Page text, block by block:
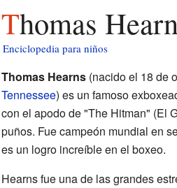
Thomas
Enciclopedia para niños
Thomas Hearns(nacido el 18 de
Tennessee) es un famoso
con el apodo de "The Hitman" (El
puños. Fue campeón mundial en
es un logro increíble en el boxeo.
Hearns fue una de las grandes